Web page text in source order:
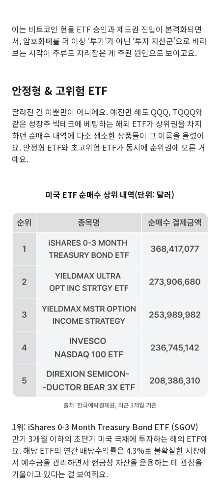
이는 비트코인 현물 ETF 승인과 제도권 진입이 본격화되면
서, 암호화폐를 더 이상 ‘투기’가 아닌 ‘투자 자산군’으로 바라
보는 시각이 주류로 자리잡은 게 주된 원인으로 보이고요.
안정형 & 고위험 ETF
달라진 건 이뿐만이 아니에요. 예전만 해도 QQQ, TQQQ와
같은 성장주 빅테크에 베팅하는 해외 ETF가 상위권을 차지
하던 순매수 내역에 다소 생소한 상품들이 그 이름을 올렸어
요. 안정형 ETF와 초고위험 ETF가 동시에 순위권에 오른 거
예요.
미국 ETF 순매수 상위 내역(단위: 달러)
출처: 한국예탁결제원, 최근 3개월 기준
1위: iShares 0-3 Month Treasury Bond ETF (SGOV)
만기 3개월 이하의 초단기 미국 국채에 투자하는 해외 ETF예
요. 해당 ETF의 연간 배당수익률은 4.3%로 불확실한 시장에
서 예수금을 관리하면서 현금성 자산을 운용하는 데 관심을
기울이고 있다는 걸 보여줘요.